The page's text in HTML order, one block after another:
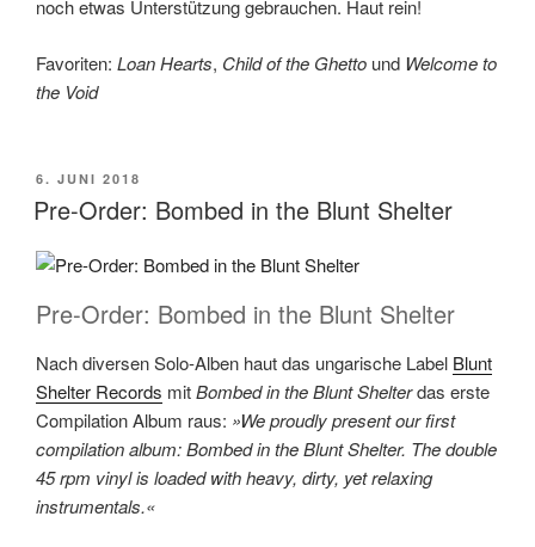
noch etwas Unterstützung gebrauchen. Haut rein!
Favoriten: Loan Hearts, Child of the Ghetto und Welcome to
the Void
VERÖFFENTLICHT
AM
6. JUNI 2018
Pre-Order: Bombed in the Blunt Shelter
Pre-Order: Bombed in the Blunt Shelter
Nach diversen Solo-Alben haut das ungarische Label Blunt
Shelter Records mitBombed in the Blunt Shelterdas erste
Compilation Album raus: »We proudly present our first
compilation album: Bombed in the Blunt Shelter. The double
45 rpm vinyl is loaded with heavy, dirty, yet relaxing
instrumentals.«